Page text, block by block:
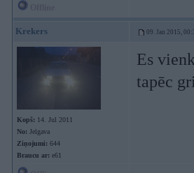
Krekers 09. Jan 2015,
Kopš: 14. Jul 2011
No: Jelgava
Ziņojumi: 644
Braucu ar: e61
Es
tapēc